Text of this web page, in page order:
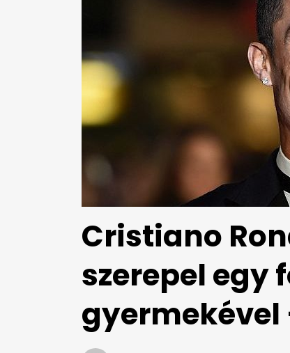
Cristiano
szerepel egy
gyermekével